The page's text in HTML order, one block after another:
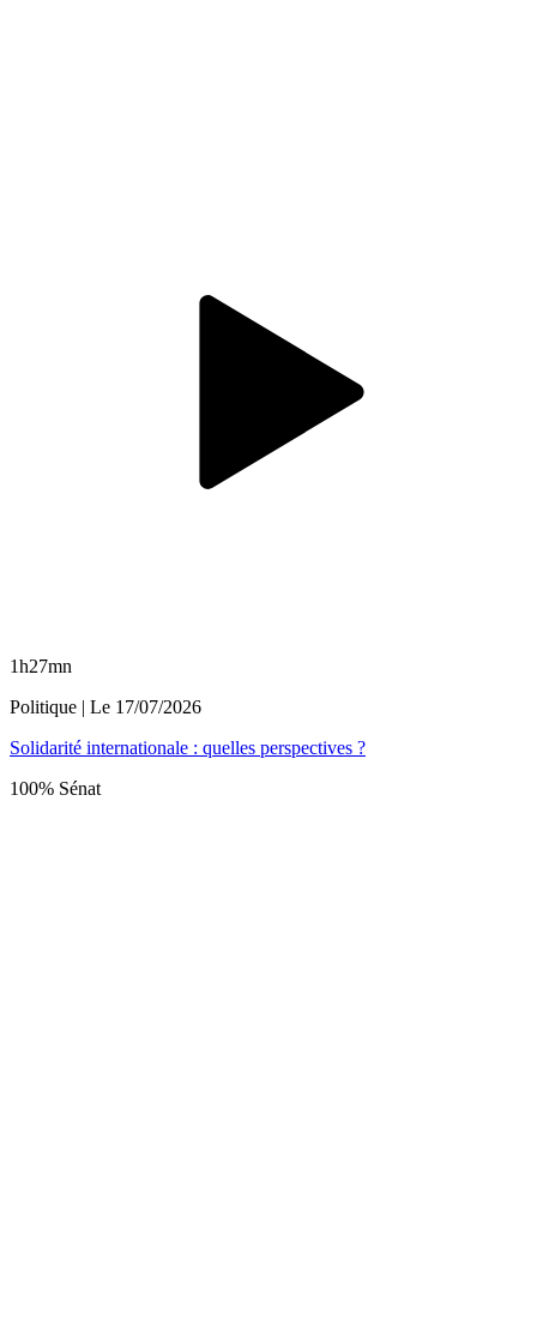
1h27mn
Politique | Le 17/07/2026
Solidarité internationale : quelles perspectives ?
100% Sénat